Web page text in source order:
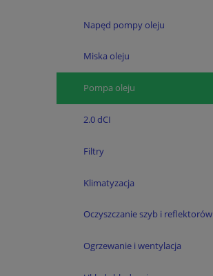
Napęd pompy oleju
Miska oleju
Pompa oleju
2.0 dCI
Filtry
Klimatyzacja
Oczyszczanie szyb i reflektorów
Ogrzewanie i wentylacja